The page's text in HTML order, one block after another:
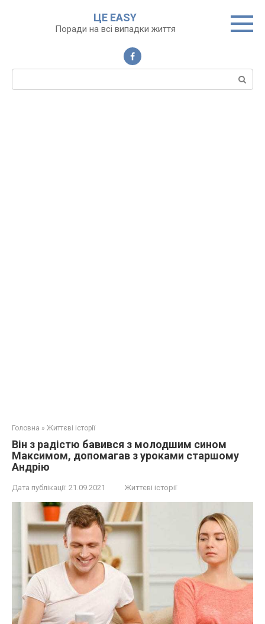
ЦЕ EASY
Поради на всі випадки життя
Пошук:
Головна » Життєві історії
Він з радістю бавився з молодшим сином
Максимом, допомагав з уроками старшому
Андрію
Дата публікації: 21.09.2021 Життєві історії